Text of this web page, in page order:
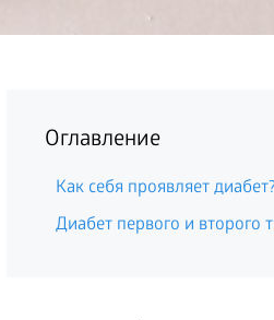
Оглавление
Как себя проявляет
Диабет первого и второго